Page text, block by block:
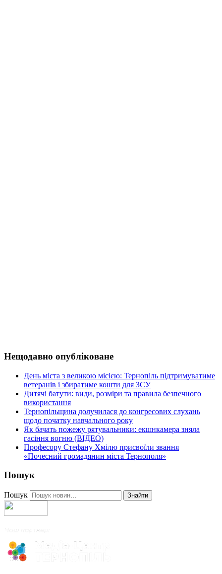
Нещодавно опубліковане
День міста з великою місією: Тернопіль підтримуватиме
ветеранів і збиратиме кошти для ЗСУ
Дитячі батути: види, розміри та правила безпечного
використання
Тернопільщина долучилася до конгресових слухань
щодо початку навчального року
Як бачать пожежу рятувальники: екшнкамера зняла
гасіння вогню (ВІДЕО)
Професору Стефану Хмілю присвоїли звання
«Почесний громадянин міста Тернополя»
Пошук
Пошук Знайти